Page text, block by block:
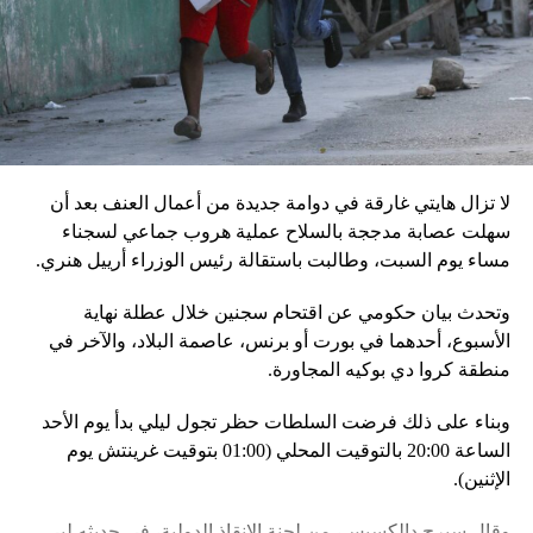
إقليميّاً، أعلن الجيش البيلاروسي أنّه بدأ مناورة للتحقّق من درجة
استعداد قاذفات الأسلحة النووية التكتيكية، في حين أوضح أمين
مجلس الأمن البيلاروسي ألكسندر فولفوفيتش أنّ هذه المناورة
مرتبطة بإعلان موسكو عن مناورات نووية وستكون «متزامنة»
مع التدريبات الروسية، لافتاً إلى أنّ مناورة مينسك ستشمل على
في السياق، أشار رئيس أركان القوات المسلّحة البيلاروسية
الجنرال فيكتور غوليفيتش إلى أنّه «في إطار هذا الحدث، تمّت
احتياطي»، لافتاً إلى أنّه «فور إنجاز عملية الانتشار هذه،
سنستعرض المسائل المتعلّقة بالاستعدادات لاستخدام الأسلحة
النووية غير الاستراتيجية».
وفي أوكرانيا، فكّكت أجهزة الأمن شبكة من العملاء التابعين
لجهاز الأمن الفدرالي الروسي «كانوا يعدّون لاغتيال الرئيس
الأوكراني» فولوديمير زيلينسكي ومسؤولين كبار آخرين، مثل
لا تزال هايتي غارقة في دوامة جديدة من أعمال العنف بعد أن
سهلت عصابة مدججة بالسلاح عملية هروب جماعي لسجناء
مساء يوم السبت، وطالبت باستقالة رئيس الوزراء أرييل هنري.
وتحدث بيان حكومي عن اقتحام سجنين خلال عطلة نهاية
الأسبوع، أحدهما في بورت أو برنس، عاصمة البلاد، والآخر في
منطقة كروا دي بوكيه المجاورة.
وبناء على ذلك فرضت السلطات حظر تجول ليلي بدأ يوم الأحد
الساعة 20:00 بالتوقيت المحلي (01:00 بتوقيت غرينتش يوم
الإثنين).